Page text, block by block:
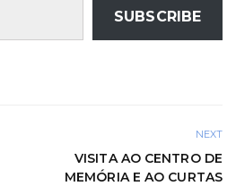
SUBSCRIBE
NEXT
VISITA AO CENTRO DE
MEMÓRIA E AO CURTAS